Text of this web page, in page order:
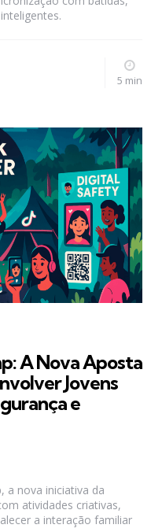
5 min
A Nova Aposta
Jovens
e
a nova iniciativa da
atividades criativas,
a interação familiar